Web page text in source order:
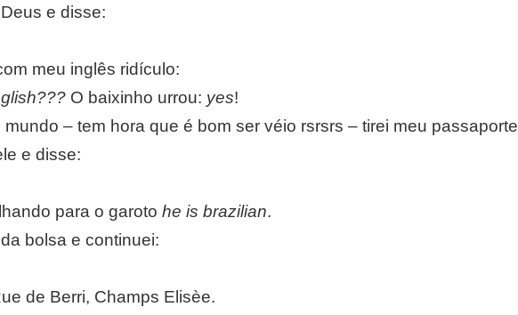
e disse:
meu inglês ridículo:
O baixinho urrou: yes!
– tem hora que é bom ser véio rsrsrs – tirei meu passaporte
e disse:
para o garoto he is brazilian.
bolsa e continuei:
de Berri, Champs Elisèe.